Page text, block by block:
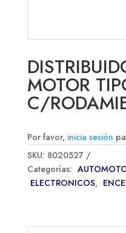
MOTOR
C/
Por favor, inicia sesión
SKU: 8020527
Categorías:
ELECTRONICOS,